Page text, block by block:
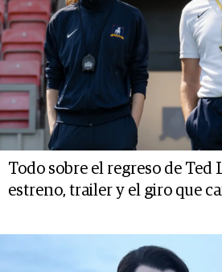
Todo sobre el regreso de Ted
estreno, trailer y el giro que